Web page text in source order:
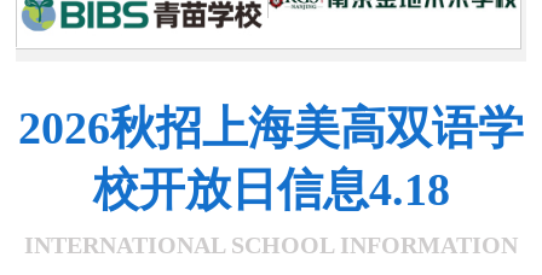
2026秋招上海美高双语学
校开放日信息4.18
INTERNATIONAL SCHOOL INFORMATION